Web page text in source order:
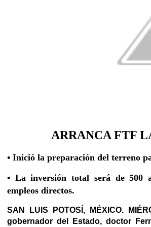
ARRANCA FTF
• Inició la preparación del terreno
• La inversión total será de 500
empleos directos.
SAN LUIS POTOSÍ, MÉXICO.
gobernador del Estado, doctor